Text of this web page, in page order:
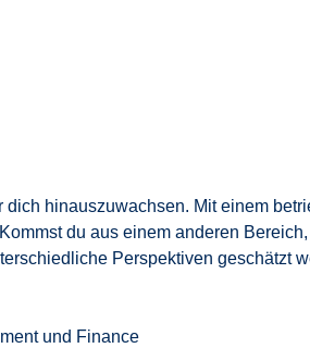
dich hinauszuwachsen. Mit einem
du aus einem anderen
Perspektiven geschätzt
und Finance